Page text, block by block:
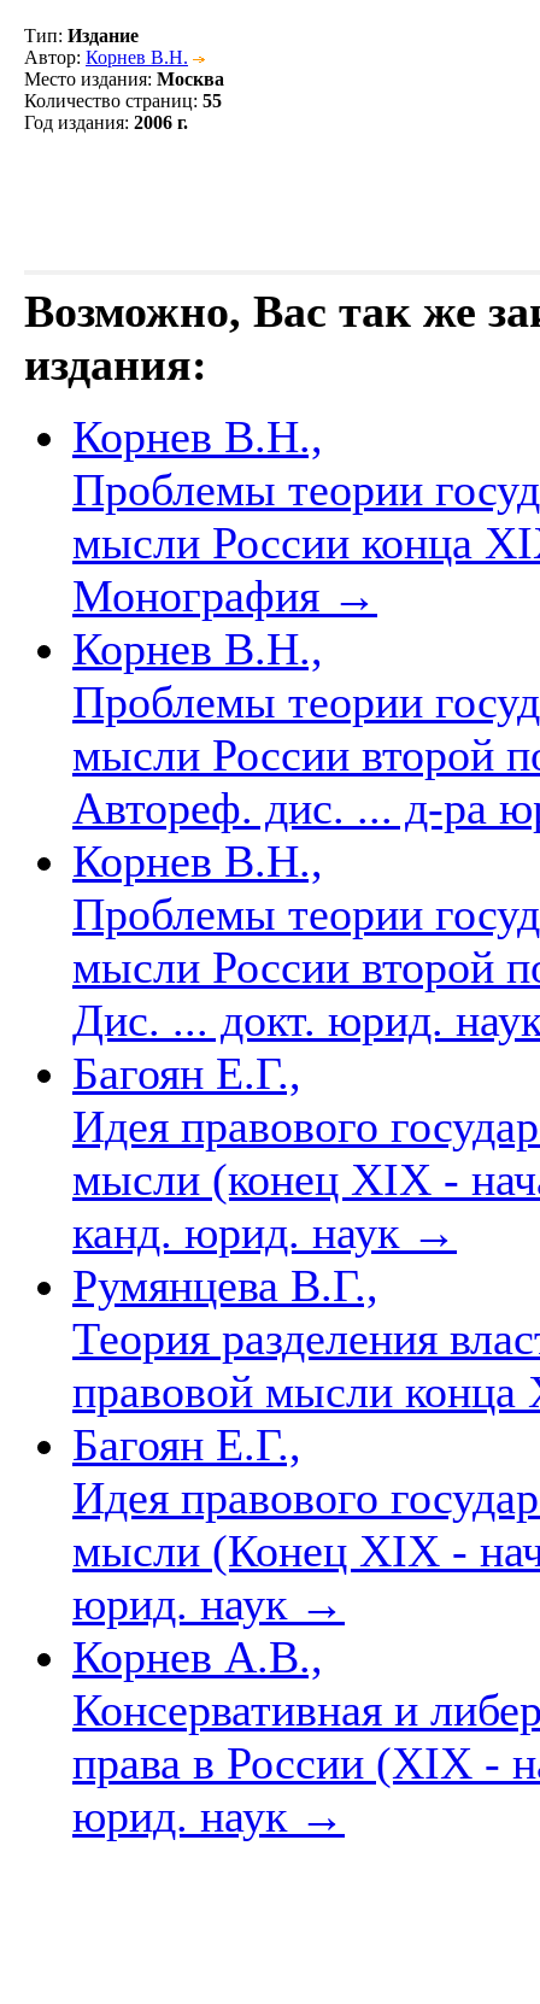
Тип: Издание
Автор: Корнев В.Н.
Место издания: Москва
Количество страниц: 55
Год издания: 2006 г.
Возможно, Вас так же
издания:
Корнев В.Н.,
Проблемы теории
мысли России конца
Монография →
Корнев В.Н.,
Проблемы теории
мысли России второй
Автореф. дис. ... д-ра
Корнев В.Н.,
Проблемы теории
мысли России второй
Дис. ... докт. юрид.
Багоян Е.Г.,
Идея правового
мысли (конец XIX -
канд. юрид. наук →
Румянцева В.Г.,
Теория разделения
правовой мысли
Багоян Е.Г.,
Идея правового
мысли (Конец XIX -
юрид. наук →
Корнев А.В.,
Консервативная и
права в России (XIX -
юрид. наук →